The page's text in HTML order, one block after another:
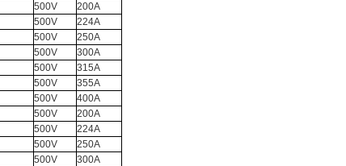
500V
200A
500V
224A
500V
250A
500V
300A
500V
315A
500V
355A
500V
400A
500V
200A
500V
224A
500V
250A
500V
300A